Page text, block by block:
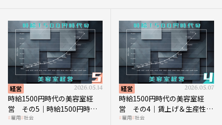
経営 2026.05.14
時給1500円時代の美容室経
営 その5｜時給1500円時代
の到来は美容業の収益構造を
雇用 社会
経営 2026.05.07
時給1500円時代の美容室経
営 その4｜賃上げ＆生産性向
上につなげる賢い助成金活用
雇用 社会